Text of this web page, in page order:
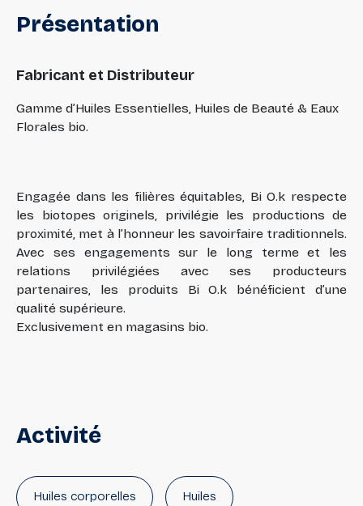
Présentation
Fabricant et Distributeur
Gamme d’Huiles Essentielles, Huiles de Beauté & Eaux
Florales bio.
Engagée dans les filières équitables, Bi O.k respecte
les biotopes originels, privilégie les productions de
proximité, met à l’honneur les savoirfaire traditionnels.
Avec ses engagements sur le long terme et les
relations privilégiées avec ses producteurs
partenaires, les produits Bi O.k bénéficient d’une
qualité supérieure.
Exclusivement en magasins bio.
Activité
Huiles corporelles Huiles